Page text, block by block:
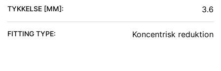
TYKKELSE [MM]: 3.6
FITTING TYPE: Koncentrisk reduktion